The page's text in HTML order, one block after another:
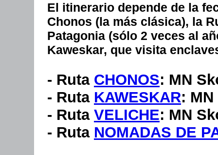
El itinerario depende de la
Chonos (la más clásica), la
Patagonia (sólo 2 veces al
Kaweskar, que visita
- Ruta CHONOS: MN
- Ruta KAWESKAR:
- Ruta VELICHE: MN
- Ruta NOMADAS DE